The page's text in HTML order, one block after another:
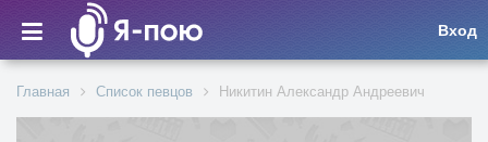
Вход
Главная Список певцов Никитин Александр Андреевич